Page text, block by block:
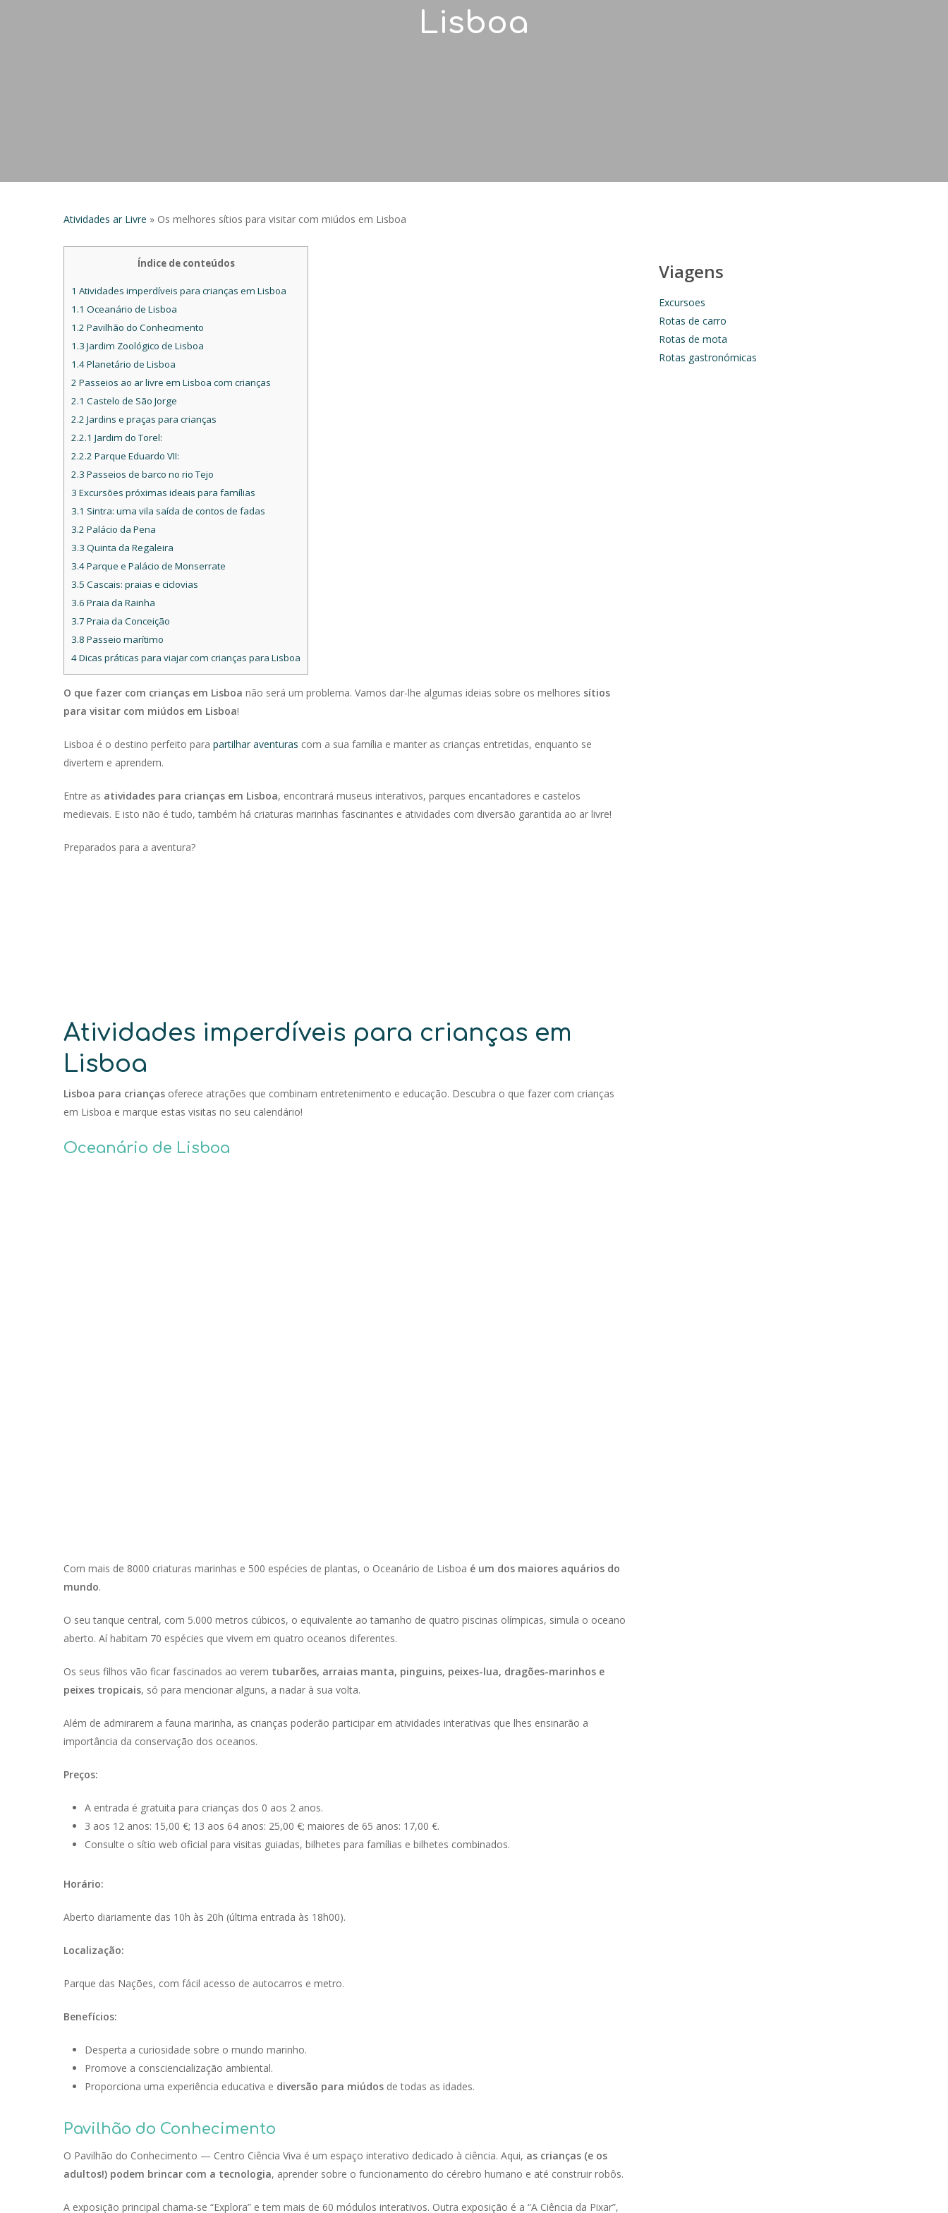
Lisboa
Atividades ar Livre » Os melhores sítios para visitar com miúdos em Lisboa
Índice de conteúdos
1 Atividades imperdíveis para crianças em Lisboa
1.1 Oceanário de Lisboa
1.2 Pavilhão do Conhecimento
1.3 Jardim Zoológico de Lisboa
1.4Planetário de Lisboa
2 Passeios ao ar livre em Lisboa com crianças
2.1 Castelo de São Jorge
2.2 Jardins e praças para crianças
2.2.1 Jardim do Torel:
2.2.2 Parque Eduardo VII:
2.3 Passeios de barco no rio Tejo
3 Excursões próximas ideais para famílias
3.1 Sintra: uma vila saída de contos de fadas
3.2 Palácio da Pena
3.3 Quinta da Regaleira
3.4Parque e Palácio de Monserrate
3.5 Cascais: praias e ciclovias
3.6 Praia da Rainha
3.7 Praia da Conceição
3.8 Passeio marítimo
4Dicas práticas para viajar com crianças para Lisboa
O que fazer com crianças em Lisboa não será um problema. Vamos dar-lhe algumas ideias sobre os melhores sítios
para visitar com miúdos em Lisboa!
Lisboa é o destino perfeito para partilhar aventuras com a sua família e manter as crianças entretidas, enquanto se
divertem e aprendem.
Entre as atividades para crianças em Lisboa, encontrará museus interativos, parques encantadores e castelos
medievais. E isto não é tudo, também há criaturas marinhas fascinantes e atividades com diversão garantida ao ar livre!
Preparados para a aventura?
Atividades imperdíveis para crianças em
Lisboa
Lisboa para crianças oferece atrações que combinam entretenimento e educação. Descubra o que fazer com crianças
em Lisboa e marque estas visitas no seu calendário!
Oceanário de Lisboa
Com mais de 8000 criaturas marinhas e 500 espécies de plantas, o Oceanário de Lisboa é um dos maiores aquários do
mundo.
O seu tanque central, com 5.000 metros cúbicos, o equivalente ao tamanho de quatro piscinas olímpicas, simula o oceano
aberto. Aí habitam 70 espécies que vivem em quatro oceanos diferentes.
Os seus filhos vão ficar fascinados ao verem tubarões, arraias manta, pinguins, peixes-lua, dragões-marinhos e
peixes tropicais, só para mencionar alguns, a nadar à sua volta.
Além de admirarem a fauna marinha, as crianças poderão participar em atividades interativas que lhes ensinarão a
importância da conservação dos oceanos.
Preços:
A entrada é gratuita para crianças dos 0 aos 2 anos.
3 aos 12 anos: 15,00 €; 13 aos 64 anos: 25,00 €; maiores de 65 anos: 17,00 €.
Consulte o sítio web oficial para visitas guiadas, bilhetes para famílias e bilhetes combinados.
Horário:
Aberto diariamente das 10h às 20h (última entrada às 18h00).
Localização:
Parque das Nações, com fácil acesso de autocarros e metro.
Benefícios:
Desperta a curiosidade sobre o mundo marinho.
Promove a consciencialização ambiental.
Proporciona uma experiência educativa e diversão para miúdos de todas as idades.
Pavilhão do Conhecimento
O Pavilhão do Conhecimento — Centro Ciência Viva é um espaço interativo dedicado à ciência. Aqui, as crianças (e os
adultos!) podem brincar com a tecnologia, aprender sobre o funcionamento do cérebro humano e até construir robôs.
A exposição principal chama-se “Explora” e tem mais de 60 módulos interativos. Outra exposição é a “A Ciência da Pixar”,
Viagens
Excursoes
Rotas de carro
Rotas de mota
Rotas gastronómicas